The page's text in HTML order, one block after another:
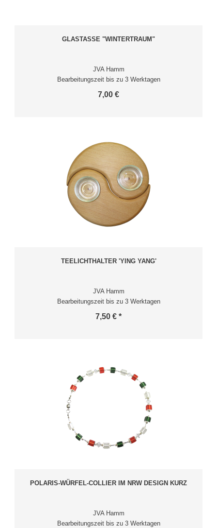
GLASTASSE "WINTERTRAUM"
JVA Hamm
Bearbeitungszeit bis zu 3 Werktagen
7,00 €
TEELICHTHALTER 'YING YANG'
JVA Hamm
Bearbeitungszeit bis zu 3 Werktagen
7,50 € *
POLARIS-WÜRFEL-COLLIER IM NRW DESIGN KURZ
JVA Hamm
Bearbeitungszeit bis zu 3 Werktagen